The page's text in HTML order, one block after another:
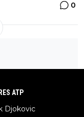
0
ATP
Djokovic